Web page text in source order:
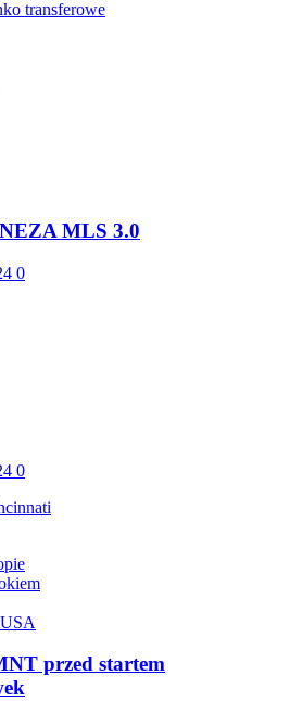
transferowe
MLS 3.0
0
0
przed startem